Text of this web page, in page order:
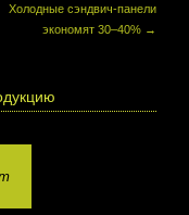
Холодные сэндвич-панели
экономят 30–40% →